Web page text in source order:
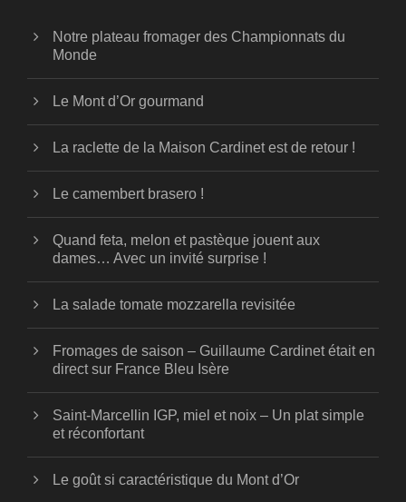
Notre plateau fromager des Championnats du
Monde
Le Mont d’Or gourmand
La raclette de la Maison Cardinet est de retour !
Le camembert brasero !
Quand feta, melon et pastèque jouent aux
dames… Avec un invité surprise !
La salade tomate mozzarella revisitée
Fromages de saison – Guillaume Cardinet était en
direct sur France Bleu Isère
Saint-Marcellin IGP, miel et noix – Un plat simple
et réconfortant
Le goût si caractéristique du Mont d’Or